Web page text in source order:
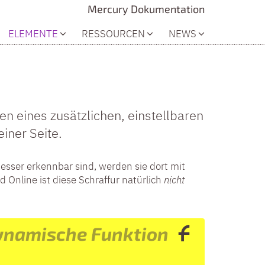
Mercury Dokumentation
ELEMENTE
RESSOURCEN NEWS
eines zusätzlichen, einstellbaren
Seite.
erkennbar sind, werden sie dort mit
Online ist diese Schraffur natürlich nicht
Funktion